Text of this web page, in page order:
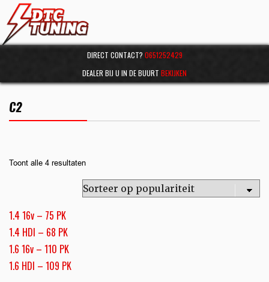
DIRECT CONTACT? 0651252429
DEALER BIJ U IN DE BUURT BEKIJKEN
C2
Toont alle 4 resultaten
1.4 16v – 75 PK
1.4 HDI – 68 PK
1.6 16v – 110 PK
1.6 HDI – 109 PK